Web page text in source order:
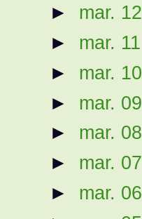
► mar. 12
► mar. 11
► mar. 10
► mar. 09
► mar. 08
► mar. 07
► mar. 06